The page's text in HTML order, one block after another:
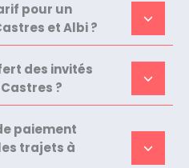
pour un
et Albi ?
des invités
?
paiement
trajets à